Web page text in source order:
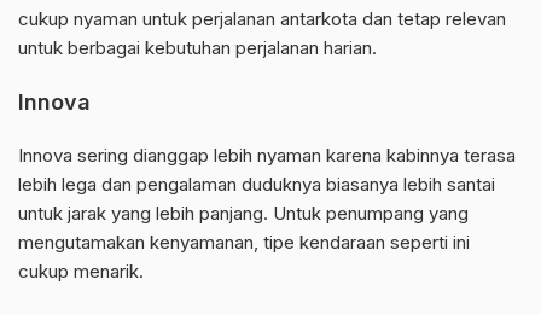
cukup nyaman untuk perjalanan antarkota dan tetap relevan
untuk berbagai kebutuhan perjalanan harian.
Innova
Innova sering dianggap lebih nyaman karena kabinnya terasa
lebih lega dan pengalaman duduknya biasanya lebih santai
untuk jarak yang lebih panjang. Untuk penumpang yang
mengutamakan kenyamanan, tipe kendaraan seperti ini
cukup menarik.